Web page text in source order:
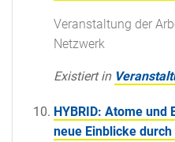
Veranstaltung der
Netzwerk
Existiert in
HYBRID: Atome und
neue Einblicke